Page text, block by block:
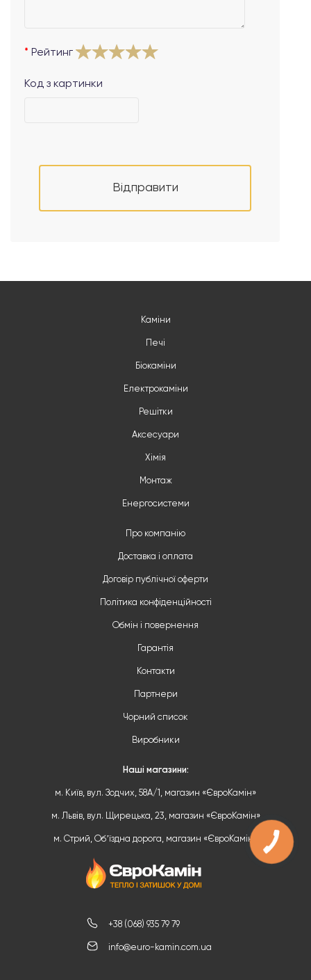
Рейтинг
Код з картинки
Відправити
+38 (068) 935 79 79
info@euro-kamin.com.ua
Каміни
Печі
Біокаміни
Електрокаміни
Решітки
Аксесуари
Хімія
Монтаж
Енергосистеми
Про компанію
Доставка і оплата
Договір публічної оферти
Політика конфіденційності
Обмін і повернення
Гарантія
Контакти
Партнери
Чорний список
Виробники
Наші магазини:
м. Київ, вул. Зодчих, 58А/1, магазин «ЄвроКамін»
м. Львів, вул. Щирецька, 23, магазин «ЄвроКамін»
м. Стрий, Обʼїздна дорога, магазин «ЄвроКамін»